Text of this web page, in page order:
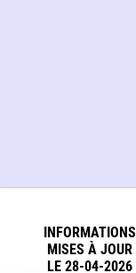
INFORMATIONS
MISES À JOUR
LE 28-04-2026